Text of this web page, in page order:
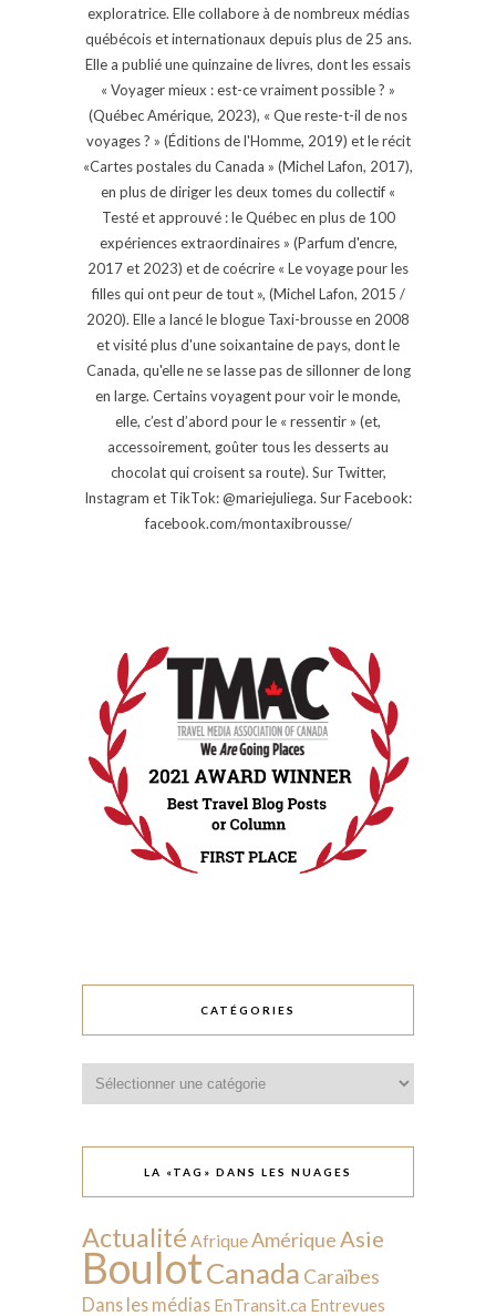
exploratrice. Elle collabore à de nombreux médias
québécois et internationaux depuis plus de 25 ans.
Elle a publié une quinzaine de livres, dont les essais
« Voyager mieux : est-ce vraiment possible ? »
(Québec Amérique, 2023), « Que reste-t-il de nos
voyages ? » (Éditions de l'Homme, 2019) et le récit
«Cartes postales du Canada » (Michel Lafon, 2017),
en plus de diriger les deux tomes du collectif «
Testé et approuvé : le Québec en plus de 100
expériences extraordinaires » (Parfum d'encre,
2017 et 2023) et de coécrire « Le voyage pour les
filles qui ont peur de tout », (Michel Lafon, 2015 /
2020). Elle a lancé le blogue Taxi-brousse en 2008
et visité plus d'une soixantaine de pays, dont le
Canada, qu'elle ne se lasse pas de sillonner de long
en large. Certains voyagent pour voir le monde,
elle, c’est d’abord pour le « ressentir » (et,
accessoirement, goûter tous les desserts au
chocolat qui croisent sa route). Sur Twitter,
Instagram et TikTok: @mariejuliega. Sur Facebook:
facebook.com/montaxibrousse/
CATÉGORIES
LA «TAG» DANS LES NUAGES
Actualité AfriqueAmérique Asie
BoulotCanada Caraïbes
Dans les médias EnTransit.ca Entrevues